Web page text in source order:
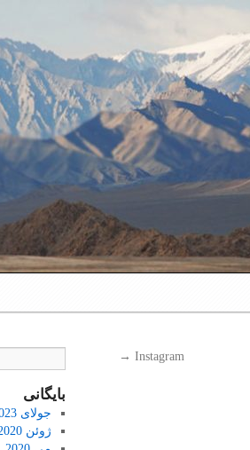
Instagram
→
بایگانی
جولای 2023
ژوئن 2020